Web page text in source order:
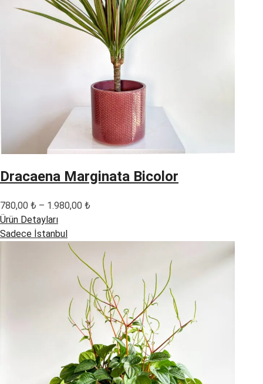
Dracaena Marginata Bicolor
780,00 ₺ – 1.980,00 ₺
1.980,00 ₺
Ürün Detayları
Sadece İstanbul